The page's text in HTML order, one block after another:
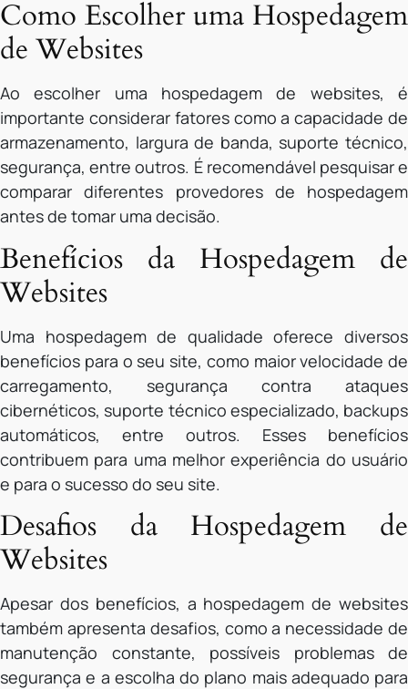
Como Escolher uma Hospedagem
de Websites
Ao escolher uma hospedagem de websites, é
importante considerar fatores como a capacidade de
armazenamento, largura de banda, suporte técnico,
segurança, entre outros. É recomendável pesquisar e
comparar diferentes provedores de hospedagem
antes de tomar uma decisão.
Benefícios da Hospedagem de
Websites
Uma hospedagem de qualidade oferece diversos
benefícios para o seu site, como maior velocidade de
carregamento, segurança contra ataques
cibernéticos, suporte técnico especializado, backups
automáticos, entre outros. Esses benefícios
contribuem para uma melhor experiência do usuário
e para o sucesso do seu site.
Desafios da Hospedagem de
Websites
Apesar dos benefícios, a hospedagem de websites
também apresenta desafios, como a necessidade de
manutenção constante, possíveis problemas de
segurança e a escolha do plano mais adequado para